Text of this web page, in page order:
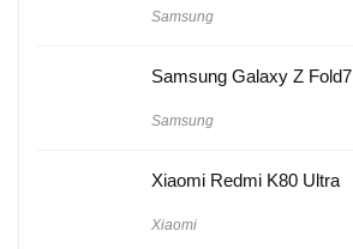
Samsung
Samsung Galaxy Z Fold7
Samsung
Xiaomi Redmi K80 Ultra
Xiaomi